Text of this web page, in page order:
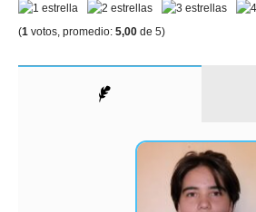
(1 votos, promedio: 5,00 de 5)